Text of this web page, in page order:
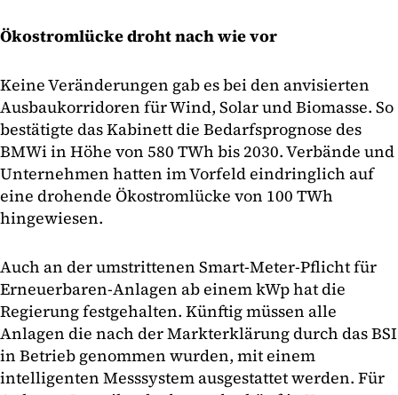
Ökostromlücke droht nach wie vor
Keine Veränderungen gab es bei den anvisierten
Ausbaukorridoren für Wind, Solar und Biomasse. So
bestätigte das Kabinett die Bedarfsprognose des
BMWi in Höhe von 580 TWh bis 2030. Verbände und
Unternehmen hatten im Vorfeld eindringlich auf
eine drohende Ökostromlücke von 100 TWh
hingewiesen.
Auch an der umstrittenen Smart-Meter-Pflicht für
Erneuerbaren-Anlagen ab einem kWp hat die
Regierung festgehalten. Künftig müssen alle
Anlagen die nach der Markterklärung durch das BSI
in Betrieb genommen wurden, mit einem
intelligenten Messsystem ausgestattet werden. Für